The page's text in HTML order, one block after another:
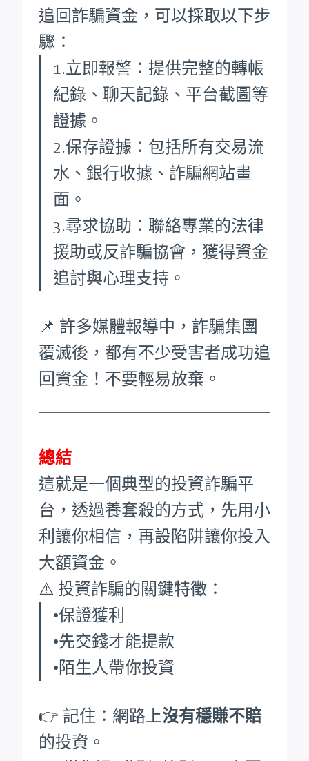
追回詐騙資金，可以採取以下步
驟：
1.立即報警：提供完整的轉帳
紀錄、聊天記錄、平台截圖等
證據。
2.保存證據：包括所有交易流
水、銀行收據、詐騙網站畫
面。
3.尋求協助：聯絡專業的法律
援助或反詐騙協會，獲得資金
追討與心理支持。
📌 許多媒體報導中，詐騙集團
覆滅後，都有不少受害者成功追
回資金！不要輕易放棄。
總結
這就是一個典型的投資詐騙平
台，透過養套殺的方式，先用小
利讓你相信，再設陷阱讓你投入
大額資金。
⚠️ 投資詐騙的關鍵特徵：
•保證獲利
•先交錢才能提款
•陌生人帶你投資
👉 記住：網路上沒有穩賺不賠
的投資。